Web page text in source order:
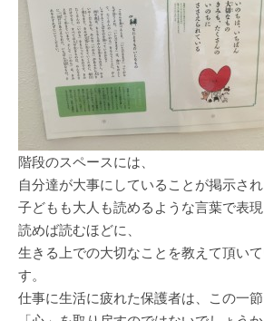
階段のスペースには、
自分達が大事にしていることが掲示され
子どもも大人も読めるような言葉で表現
読めば読むほどに、
生きる上での大切なことを教えて頂い
す。
仕事に生活に疲れた保護者は、この一